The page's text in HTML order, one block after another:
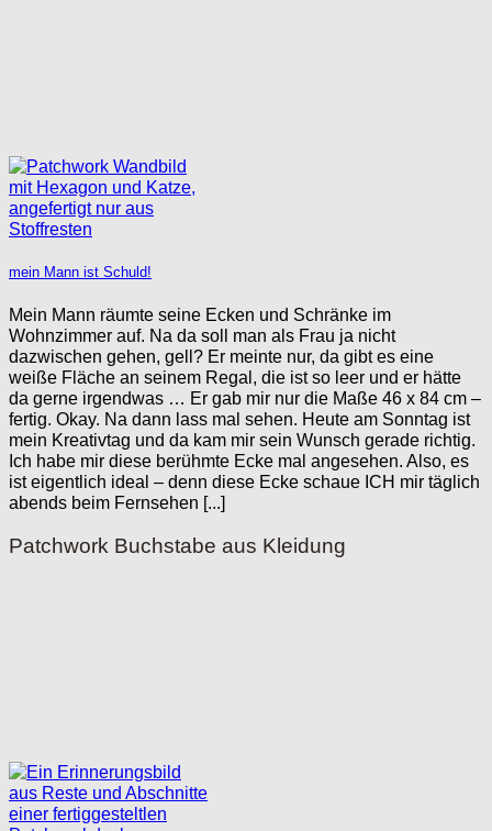
mein Mann ist Schuld!
Mein Mann räumte seine Ecken und Schränke im
Wohnzimmer auf. Na da soll man als Frau ja nicht
dazwischen gehen, gell? Er meinte nur, da gibt es eine
weiße Fläche an seinem Regal, die ist so leer und er hätte
da gerne irgendwas … Er gab mir nur die Maße 46 x 84 cm –
fertig. Okay. Na dann lass mal sehen. Heute am Sonntag ist
mein Kreativtag und da kam mir sein Wunsch gerade richtig.
Ich habe mir diese berühmte Ecke mal angesehen. Also, es
ist eigentlich ideal – denn diese Ecke schaue ICH mir täglich
abends beim Fernsehen [...]
Patchwork Buchstabe aus Kleidung